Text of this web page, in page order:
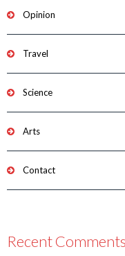
Opinion
Travel
Science
Arts
Contact
Recent Comments